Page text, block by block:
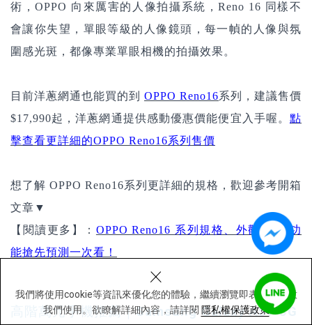
我們將使用cookie等資訊來優化您的體驗，繼續瀏覽即表示您同意
我們使用。欲瞭解詳細內容，請詳閱 隱私權保護政策
×
術，OPPO 向來厲害的人像拍攝系統，Reno 16 同樣不
會讓你失望，單眼等級的人像鏡頭，每一幀的人像與氛
圍感光斑，都像專業單眼相機的拍攝效果。
目前洋蔥網通也能買的到 OPPO Reno16系列，建議售價
$17,990起，洋蔥網通提供感動優惠價能便宜入手喔。點
擊查看更詳細的OPPO Reno16系列售價
想了解 OPPO Reno16系列 更詳細的規格，歡迎參考開箱
文章▼
【閱讀更多】： OPPO Reno16 系列規格、外觀、AI 功
能搶先預測一次看！
高階萬元手機推薦｜Samsung Galaxy A57 5G